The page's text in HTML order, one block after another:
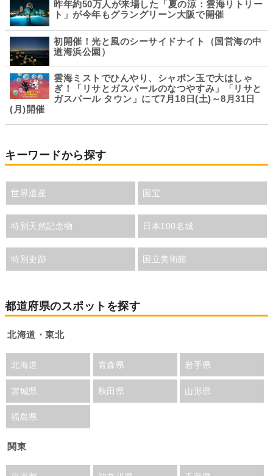
昨年約50万人が来場した「夏の涼：雲海リトリー
ト」が今年もグラングリーン大阪で開催
初開催！光と風のシーサイドナイト（国営海の中
道海浜公園）
雲海ミストでひんやり、シャボン玉で大はしゃ
ぎ！「リサとガスパールのなつやすみ」「リサと
ガスパール タウン」にて7月18日(土)～8月31日
(月)開催
キーワードから探す
世界遺産 国宝
特別天然記念物 日本100名城
特別史跡 国立美術館
都道府県のスポットを探す
北海道・東北
北海道 青森県 岩手県
宮城県 秋田県 山形県
福島県
関東